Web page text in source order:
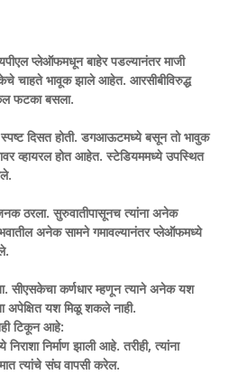
प्लेऑफमधून बाहेर पडल्यानंतर माजी
चाहते भावूक झाले आहेत. आरसीबीविरुद्ध
फटका बसला.
स्पष्ट दिसत होती. डगआऊटमध्ये बसून तो भावुक
व्हायरल होत आहेत. स्टेडियममध्ये उपस्थित
ठरला. सुरुवातीपासूनच त्यांना अनेक
अनेक सामने गमावल्यानंतर प्लेऑफमध्ये
सीएसकेचा कर्णधार म्हणून त्याने अनेक यश
अपेक्षित यश मिळू शकले नाही.
टिकून आहे:
निर्माण झाली आहे. तरीही, त्यांना
त्यांचे संघ वापसी करेल.